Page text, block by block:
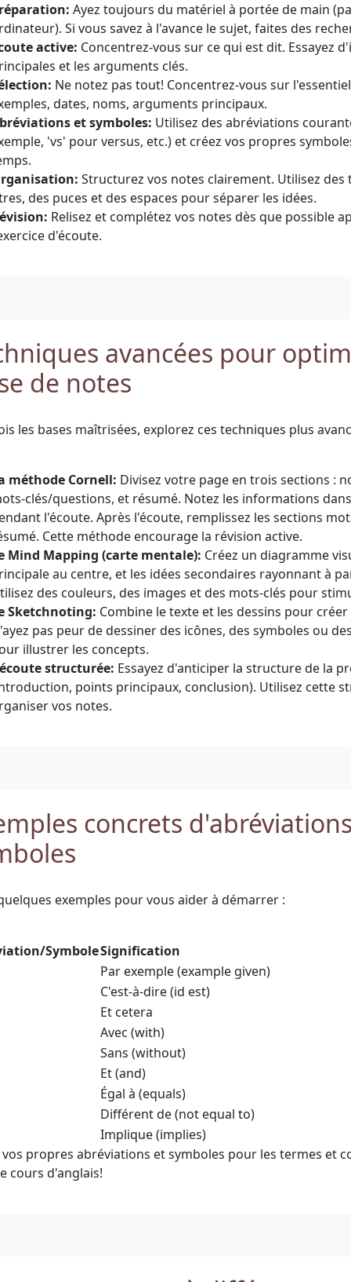
Ayez toujours du matériel à portée de main
Si vous savez à l'avance le sujet, faites des
active: Concentrez-vous sur ce qui est dit. Essayez
et les arguments clés.
Ne notez pas tout! Concentrez-vous sur
dates, noms, arguments principaux.
et symboles: Utilisez des abréviations
'vs' pour versus, etc.) et créez vos propres
Structurez vos notes clairement. Utilisez des
des puces et des espaces pour séparer les idées.
Relisez et complétez vos notes dès que possible
d'écoute.
avancées pour
de notes
les bases maîtrisées, explorez ces techniques plus
méthode Cornell: Divisez votre page en trois sections :
clés/questions, et résumé. Notez les informations
l'écoute. Après l'écoute, remplissez les sections
Cette méthode encourage la révision active.
Mind Mapping (carte mentale): Créez un diagramme
au centre, et les idées secondaires rayonnant à
des couleurs, des images et des mots-clés pour
Sketchnoting: Combine le texte et les dessins pour
pas peur de dessiner des icônes, des symboles ou
illustrer les concepts.
structurée: Essayez d'anticiper la structure de la
points principaux, conclusion). Utilisez cette
vos notes.
concrets
exemples pour vous aider à démarrer :
SymboleSignification
Par exemple (example given)
C'est-à-dire (id est)
Et cetera
Avec (with)
Sans (without)
Et (and)
Égal à (equals)
Différent de (not equal to)
Implique (implies)
vos propres abréviations et symboles pour les termes et
cours d'anglais!